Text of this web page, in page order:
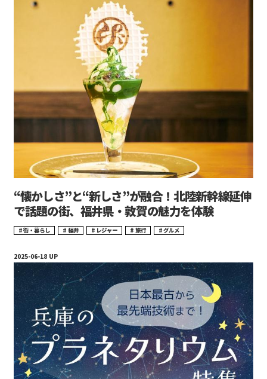
“懐かしさ”と“新しさ”が融合！北陸新幹線延伸
で話題の街、福井県・敦賀の魅力を体験
街・暮らし 福井 レジャー 旅行 グルメ